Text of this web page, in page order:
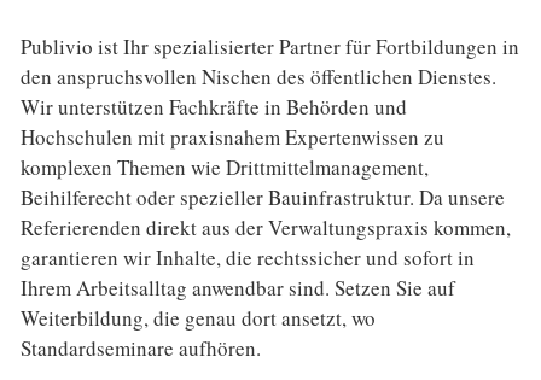
Publivio ist Ihr spezialisierter Partner für Fortbildungen in
den anspruchsvollen Nischen des öffentlichen Dienstes.
Wir unterstützen Fachkräfte in Behörden und
Hochschulen mit praxisnahem Expertenwissen zu
komplexen Themen wie Drittmittelmanagement,
Beihilferecht oder spezieller Bauinfrastruktur. Da unsere
Referierenden direkt aus der Verwaltungspraxis kommen,
garantieren wir Inhalte, die rechtssicher und sofort in
Ihrem Arbeitsalltag anwendbar sind. Setzen Sie auf
Weiterbildung, die genau dort ansetzt, wo
Standardseminare aufhören.